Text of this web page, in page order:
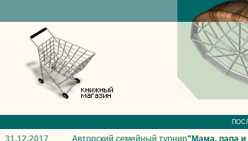
31.12.2017
Авторский семейный турнир"Мама, папа и